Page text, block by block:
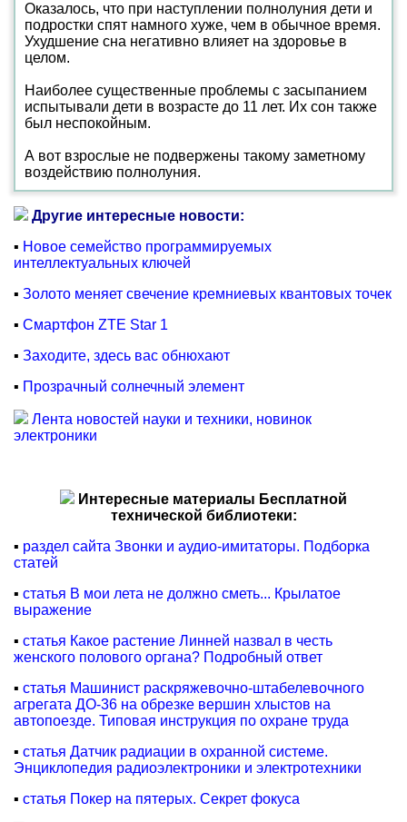
Оказалось, что при наступлении полнолуния дети и
подростки спят намного хуже, чем в обычное время.
Ухудшение сна негативно влияет на здоровье в
целом.
Наиболее существенные проблемы с засыпанием
испытывали дети в возрасте до 11 лет. Их сон также
был неспокойным.
А вот взрослые не подвержены такому заметному
воздействию полнолуния.
Другие интересные новости:
▪ Новое семейство программируемых
интеллектуальных ключей
▪ Золото меняет свечение кремниевых квантовых точек
▪ Смартфон ZTE Star 1
▪ Заходите, здесь вас обнюхают
▪ Прозрачный солнечный элемент
Лента новостей науки и техники, новинок
электроники
Интересные материалы Бесплатной
технической библиотеки:
▪ раздел сайта Звонки и аудио-имитаторы. Подборка
статей
▪ статья В мои лета не должно сметь... Крылатое
выражение
▪ статья Какое растение Линней назвал в честь
женского полового органа? Подробный ответ
▪ статья Машинист раскряжевочно-штабелевочного
агрегата ДО-36 на обрезке вершин хлыстов на
автопоезде. Типовая инструкция по охране труда
▪ статья Датчик радиации в охранной системе.
Энциклопедия радиоэлектроники и электротехники
▪ статья Покер на пятерых. Секрет фокуса